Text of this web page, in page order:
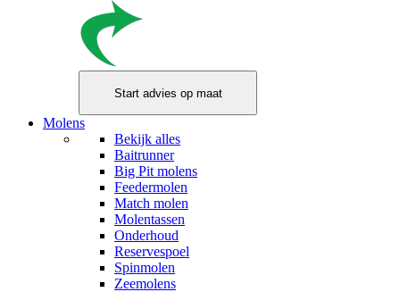
Molens
Bekijk alles
Baitrunner
Big Pit molens
Feedermolen
Match molen
Molentassen
Onderhoud
Reservespoel
Spinmolen
Zeemolens